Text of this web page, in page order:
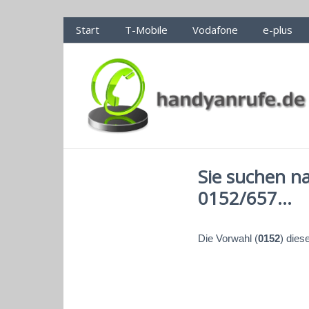
Handyanrufe.de Nummerncheck
Start T-Mobile Vodafone e-plus
Sie suchen
0152/657...
Die Vorwahl (0152)